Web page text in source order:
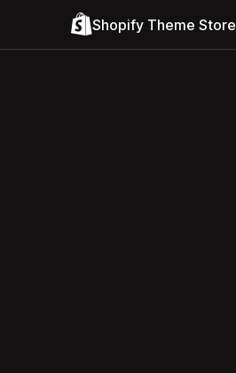
Shopify Theme Store